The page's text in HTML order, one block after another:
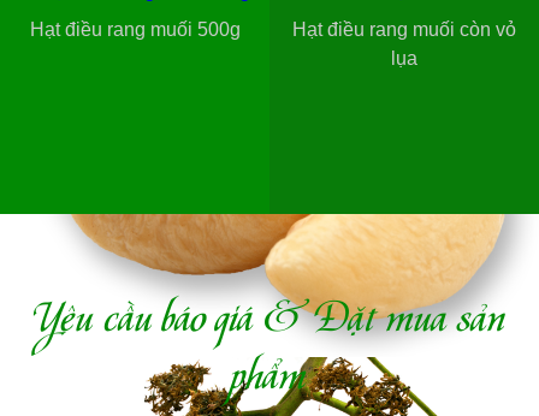
Hạt điều rang muối 500g
Hạt điều rang muối còn vỏ
lụa
Yêu cầu báo giá & Đặt mua sản
phẩm